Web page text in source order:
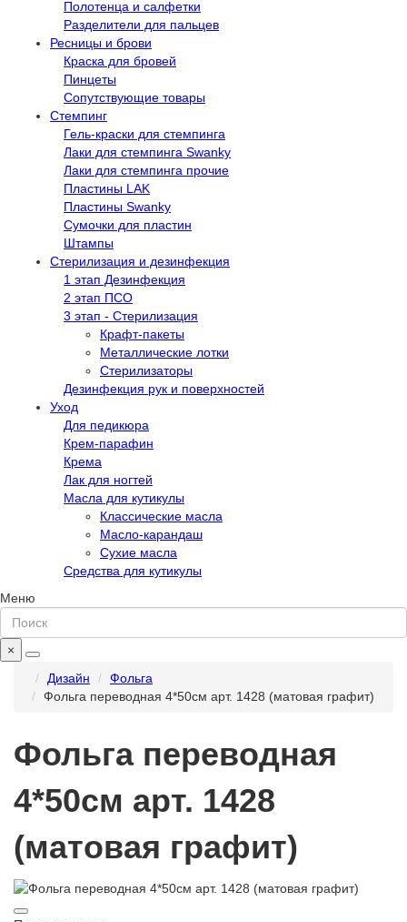
Полотенца и салфетки
Разделители для пальцев
Ресницы и брови
Краска для бровей
Пинцеты
Сопутствующие товары
Стемпинг
Гель-краски для стемпинга
Лаки для стемпинга Swanky
Лаки для стемпинга прочие
Пластины LAK
Пластины Swanky
Сумочки для пластин
Штампы
Стерилизация и дезинфекция
1 этап Дезинфекция
2 этап ПСО
3 этап - Стерилизация
Крафт-пакеты
Металлические лотки
Стерилизаторы
Дезинфекция рук и поверхностей
Уход
Для педикюра
Крем-парафин
Крема
Лак для ногтей
Масла для кутикулы
Классические масла
Масло-карандаш
Сухие масла
Средства для кутикулы
Меню
×
Дизайн
Фольга
Фольга переводная 4*50см арт. 1428 (матовая графит)
Фольга переводная
4*50см арт. 1428
(матовая графит)